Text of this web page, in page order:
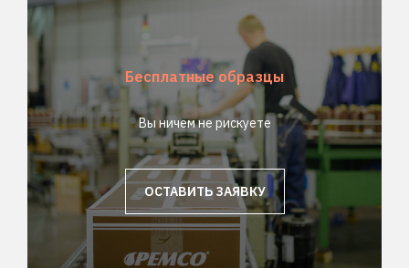
Бесплатные образцы
Вы ничем не рискуете
ОСТАВИТЬ ЗАЯВКУ